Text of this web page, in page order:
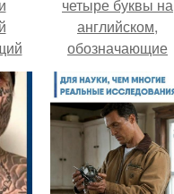
четыре буквы на
английском,
обозначающие